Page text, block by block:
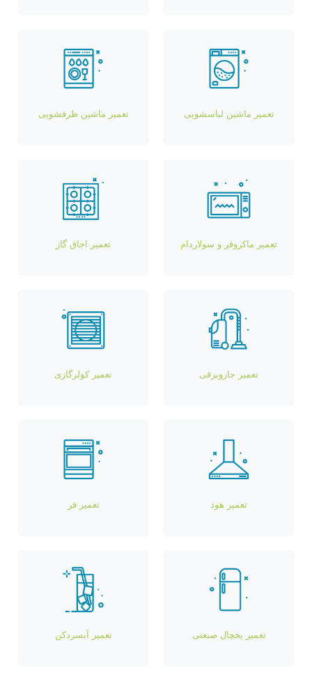
تعمیر ماشین لباسشویی تعمیر ماشین ظرفشویی
تعمیر ماکروفر و سولاردام
تعمیر جاروبرقی
تعمیر اجاق گاز
تعمیر کولرگازی
تعمیر هود
تعمیر یخچال صنعتی
تعمیر فر
تعمیر آبسردکن